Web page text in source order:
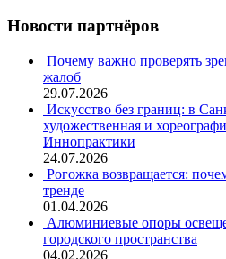
Новости партнёров
Почему важно проверять
жалоб
29.07.2026
Искусство без границ: в
художественная и
Иннопрактики
24.07.2026
Рогожка возвращается:
тренде
01.04.2026
Алюминиевые опоры
городского пространства
04.02.2026